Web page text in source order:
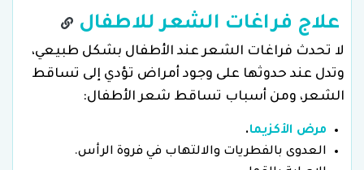
علاج فراغات الشعر للاطفال
لا تحدث فراغات الشعر عند الأطفال بشكل طبيعي،
وتدل عند حدوثها على وجود أمراض تؤدي إلى تساقط
الشعر، ومن أسباب تساقط شعر الأطفال:
مرض الأكزيما.
العدوى بالفطريات والالتهاب في فروة الرأس.